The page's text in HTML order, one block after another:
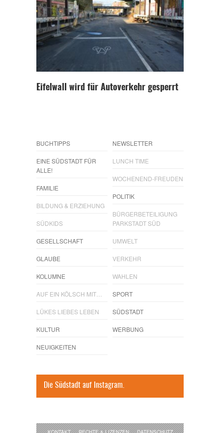
Eifelwall wird für Autoverkehr gesperrt
BUCHTIPPS
EINE SÜDSTADT FÜR
ALLE!
FAMILIE
BILDUNG & ERZIEHUNG
SÜDKIDS
GESELLSCHAFT
GLAUBE
KOLUMNE
AUF EIN KÖLSCH MIT…
LÜKES LIEBES LEBEN
KULTUR
NEUIGKEITEN
NEWSLETTER
LUNCH TIME
WOCHENEND-FREUDEN
POLITIK
BÜRGERBETEILIGUNG
PARKSTADT SÜD
UMWELT
VERKEHR
WAHLEN
SPORT
SÜDSTADT
WERBUNG
Die Südstadt auf Instagram.